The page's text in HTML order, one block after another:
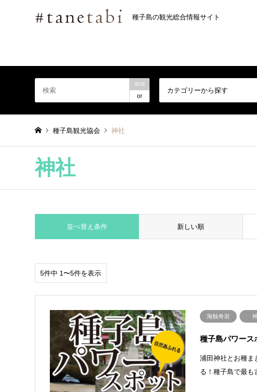
種子島の観光総合情報サイト
and
or
カテゴリーから探す
種子島観光協会 神社
神社
並べ替え条件 新しい順
5件中 1〜5件を表示
海蝕奇岩
種子島パワース
浦田神社とお種ま
る！種子島で最も